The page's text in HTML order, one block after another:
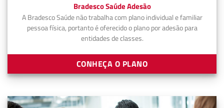
Bradesco Saúde Adesão
A Bradesco Saúde não trabalha com plano individual e familiar
pessoa física, portanto é oferecido o plano por adesão para
entidades de classes.
CONHEÇA O PLANO